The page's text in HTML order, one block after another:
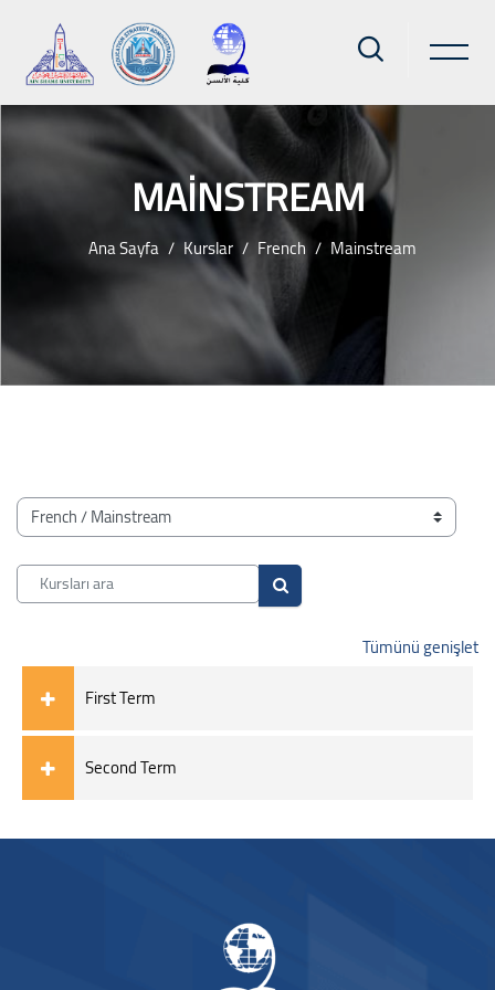
MAINSTREAM
Ana Sayfa Kurslar French Mainstream
Bloklar
Kurs Kategorileri
Kursları ara
Kursları ara
Tümünü genişlet
First Term
Second Term
Bloklar